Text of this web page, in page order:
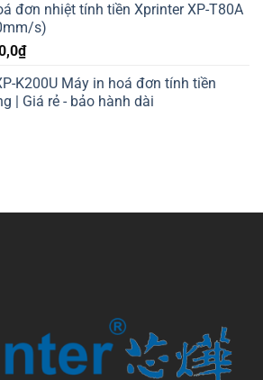
đơn nhiệt tính tiền Xprinter XP-T80A
s)
₫
K200U Máy in hoá đơn tính tiền
| Giá rẻ - bảo hành dài